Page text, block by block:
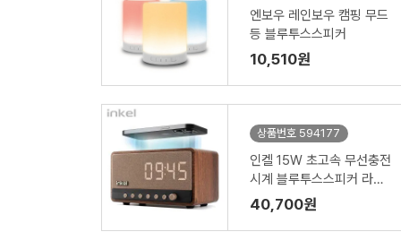
엔보우 레인보우 캠핑 무드
등 블루투스스피커
10,510원
상품번호 594177
인켈 15W 초고속 무선충전
시계 블루투스스피커 라디
오 ARIA
40,700원